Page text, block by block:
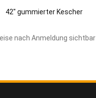
42" gummierter Kescher
nach Anmeldung sichtbar